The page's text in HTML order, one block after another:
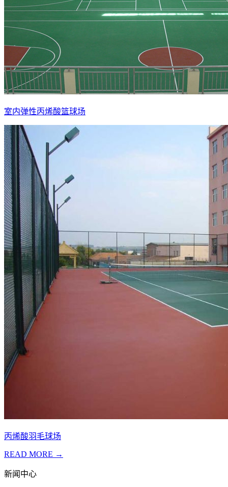
室内弹性丙烯酸篮球场
丙烯酸羽毛球场
READ MORE →
新闻中心